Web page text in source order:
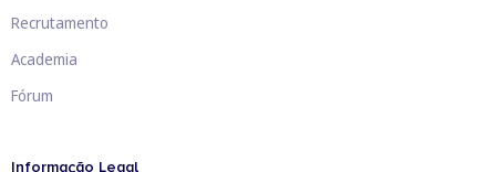
Recrutamento
Academia
Fórum
Informação Legal